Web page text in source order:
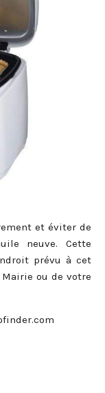
et éviter de
neuve. Cette
prévu à cet
ou de votre